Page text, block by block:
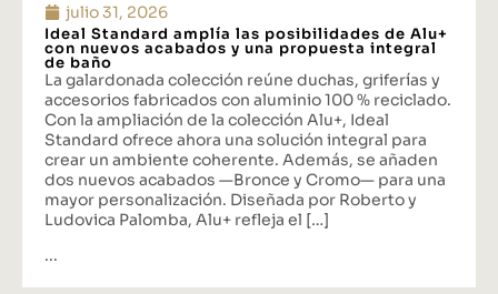
julio 31, 2026
Ideal Standard amplía las posibilidades de Alu+
con nuevos acabados y una propuesta integral
de baño
La galardonada colección reúne duchas, griferías y
accesorios fabricados con aluminio 100 % reciclado.
Con la ampliación de la colección Alu+, Ideal
Standard ofrece ahora una solución integral para
crear un ambiente coherente. Además, se añaden
dos nuevos acabados —Bronce y Cromo— para una
mayor personalización. Diseñada por Roberto y
Ludovica Palomba, Alu+ refleja el […]
...